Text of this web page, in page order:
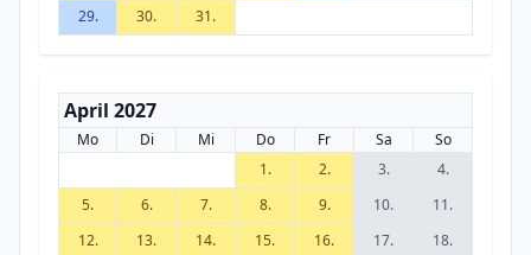
29.
30. 31.
April 2027
Mo Di Mi Do Fr Sa
So
1.
2. 3.
4.
5.
6. 7. 8. 9. 10.
11.
12.
13. 14. 15. 16. 17. 18.